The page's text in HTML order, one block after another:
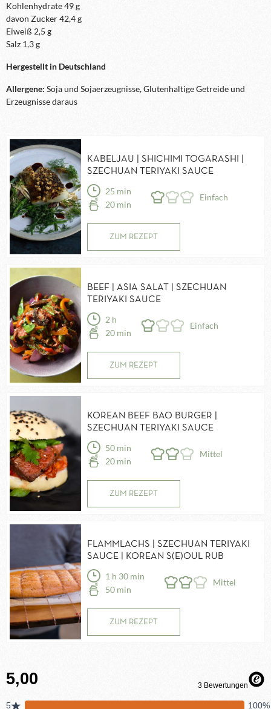
Kohlenhydrate 49 g
davon Zucker 42,4 g
Eiweiß 2,5 g
Salz 1,3 g
Hergestellt in Deutschland
Allergene: Soja und Sojaerzeugnisse, Glutenhaltige Getreide und
Erzeugnisse daraus
KABELJAU | SHICHIMI TOGARASHI |
SZECHUAN TERIYAKI SAUCE
25 min
20 min
Einfach
ZUM REZEPT
BEEF | ASIA SALAT | SZECHUAN
TERIYAKI SAUCE
2 h
20 min
Einfach
ZUM REZEPT
KOREAN BEEF BAO BURGER |
SZECHUAN TERIYAKI SAUCE
50 min
20 min
Mittel
ZUM REZEPT
FLAMMLACHS | SZECHUAN TERIYAKI
SAUCE | KOREAN S(E)OUL RUB
1 h 30 min
50 min
Mittel
ZUM REZEPT